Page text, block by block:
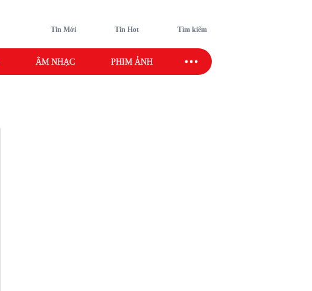
Tin Mới Tin Hot Tìm kiếm
ÂM NHẠC PHIM ẢNH SAO SPORT